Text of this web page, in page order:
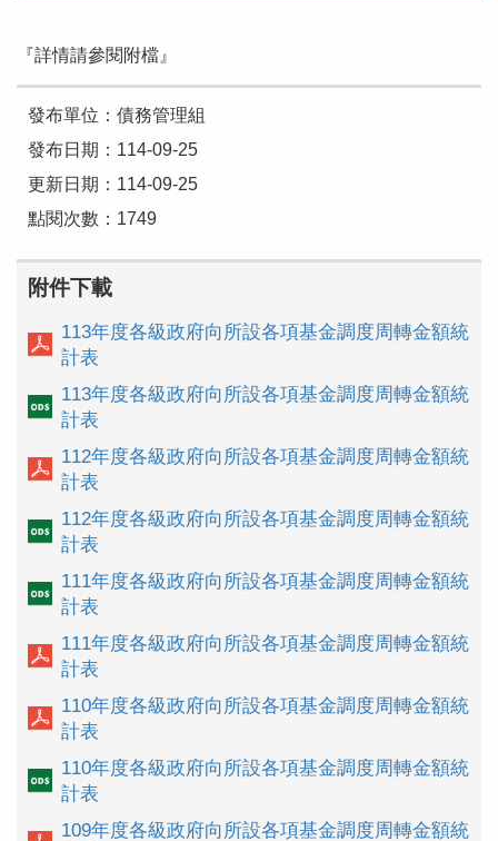
『詳情請參閱附檔』
發布單位：債務管理組
發布日期：114-09-25
更新日期：114-09-25
點閱次數：1749
附件下載
113年度各級政府向所設各項基金調度周轉金額統
計表
113年度各級政府向所設各項基金調度周轉金額統
計表
112年度各級政府向所設各項基金調度周轉金額統
計表
112年度各級政府向所設各項基金調度周轉金額統
計表
111年度各級政府向所設各項基金調度周轉金額統
計表
111年度各級政府向所設各項基金調度周轉金額統
計表
110年度各級政府向所設各項基金調度周轉金額統
計表
110年度各級政府向所設各項基金調度周轉金額統
計表
109年度各級政府向所設各項基金調度周轉金額統